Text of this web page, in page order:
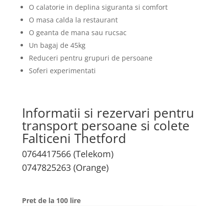
O calatorie in deplina siguranta si comfort
O masa calda la restaurant
O geanta de mana sau rucsac
Un bagaj de 45kg
Reduceri pentru grupuri de persoane
Soferi experimentati
Informatii si rezervari pentru
transport persoane si colete
Falticeni Thetford
0764417566 (Telekom)
0747825263 (Orange)
Pret de la 100 lire